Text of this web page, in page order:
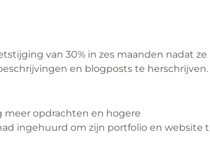
van 30% in zes maanden nadat ze
en blogposts te herschrijven.
meer opdrachten en hogere
ingehuurd om zijn portfolio en website